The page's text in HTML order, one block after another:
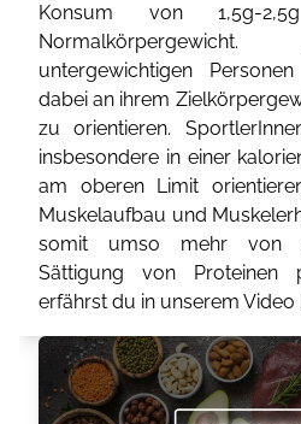
Konsum von 1,5g-
untergewichtigen
dabei an ihrem
zu orientieren.
insbesondere in einer
am oberen Limit
Muskelaufbau und
somit umso mehr von
Sättigung von Proteinen
erfährst du in unserem Video